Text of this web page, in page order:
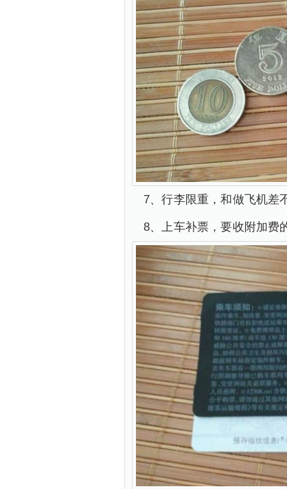
7、行李限重，和做飞机差
8、上车补票，要收附加费